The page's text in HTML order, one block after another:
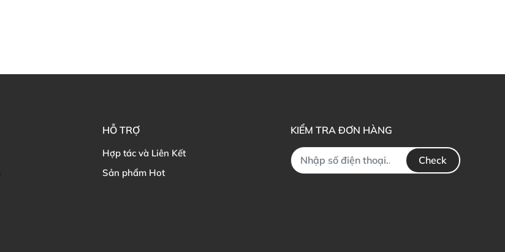
HỖ TRỢ
Hợp tác và Liên Kết
Sản phẩm Hot
KIỂM TRA ĐƠN HÀNG
Check